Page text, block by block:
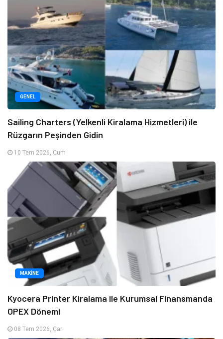
GENEL
Sailing Charters (Yelkenli Kiralama Hizmetleri) ile
Rüzgarın Peşinden Gidin
10 Tem 2026, Cum
MAKINE
Kyocera Printer Kiralama ile Kurumsal Finansmanda
OPEX Dönemi
08 Tem 2026, Çar